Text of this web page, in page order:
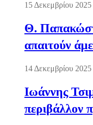
15 Δεκεμβρίου 2025
Θ.
απαιτούν
14 Δεκεμβρίου 2025
Ιωάννης
περιβάλλον